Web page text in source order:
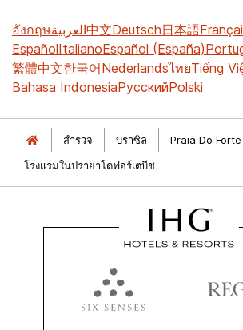
อังกฤษالعربية中文Deutsch日本語
EspañolItalianoEspañol (España)
繁體中文한국어NederlandsไทยTiếng
Bahasa IndonesiaРусскийPolski
สำรวจ บราซิล
Praia Do Forte
โรงแรมในปรายาโดฟอร์เตบีช